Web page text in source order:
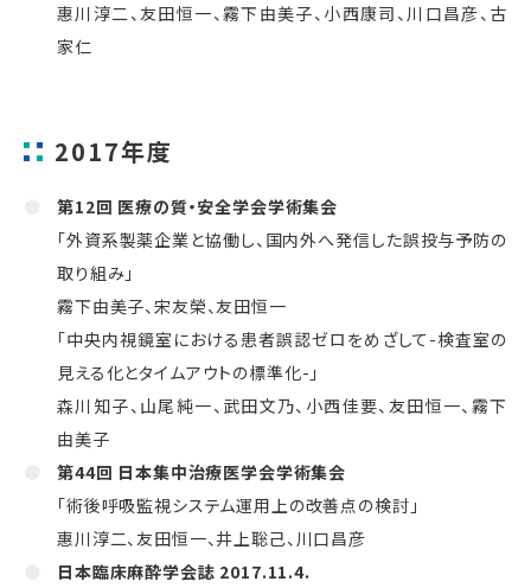
惠川淳二、友田恒一、霧下由美子、小西康司、川口昌彦、古
家仁
2017年度
第12回 医療の質・安全学会学術集会
「外資系製薬企業と協働し、国内外へ発信した誤投与予防の
取り組み」
霧下由美子、宋友榮、友田恒一
「中央内視鏡室における患者誤認ゼロをめざして-検査室の
見える化とタイムアウトの標準化-」
森川知子、山尾純一、武田文乃、小西佳要、友田恒一、霧下
由美子
第44回 日本集中治療医学会学術集会
「術後呼吸監視システム運用上の改善点の検討」
惠川淳二、友田恒一、井上聡己、川口昌彦
日本臨床麻酔学会誌 2017.11.4.